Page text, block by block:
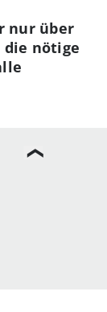
nur über
nötige